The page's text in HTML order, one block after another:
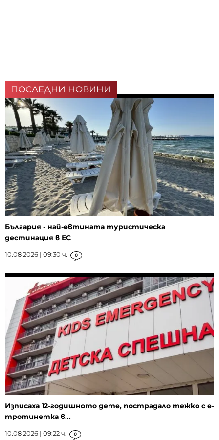
ПОСЛЕДНИ НОВИНИ
България - най-евтината туристическа
дестинация в ЕС
10.08.2026 | 09:30 ч. 0
Изписаха 12-годишното дете, пострадало тежко с е-
тротинетка в...
10.08.2026 | 09:22 ч. 0